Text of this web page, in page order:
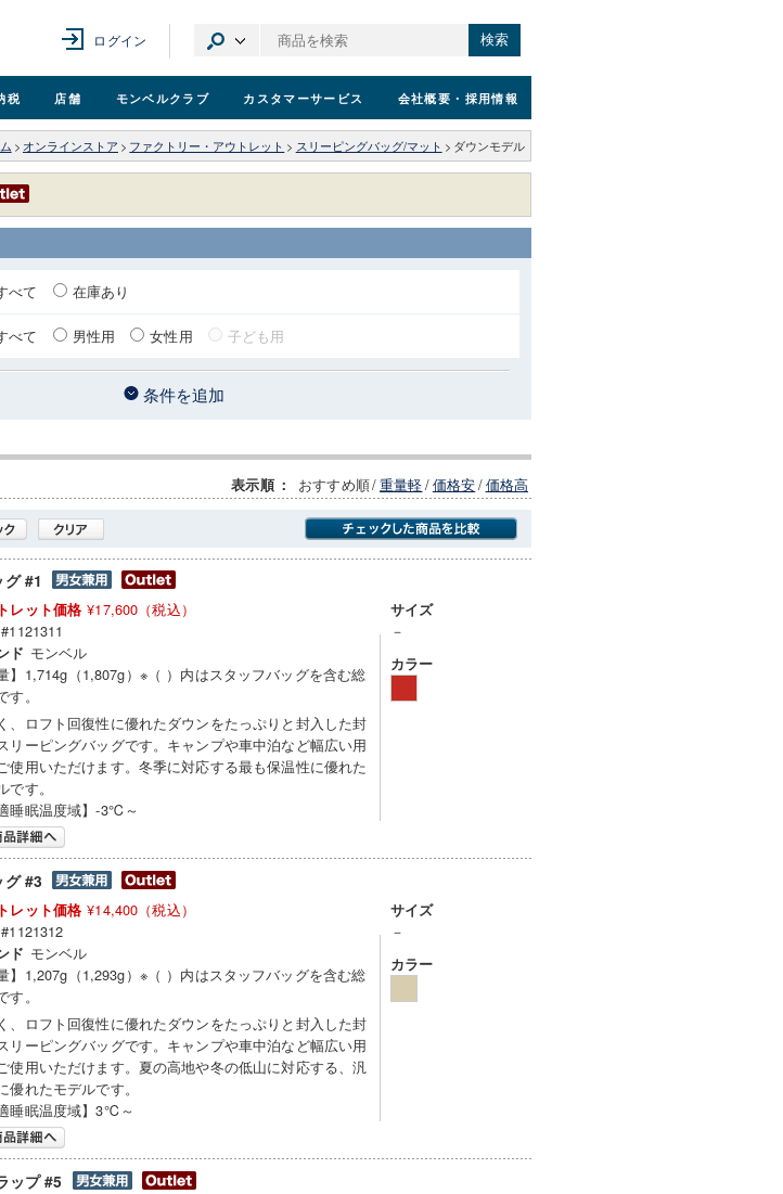
ログイン 検索
税 店舗 モンベルクラブ カスタマーサービス 会社概要 ・採用情報
> オンラインストア > ファクトリー・アウトレット > スリーピングバッグ/マット > ダウンモデル
べて 在庫あり
べて 男性用 女性用 子ども用
条件を追加
表示順 ： おすすめ順/重量軽/価格安/価格高
#1
レット価格 ¥17,600（税込）
#1121311
ド モンベル
量】1,714g（1,807g）※（ ）内はスタッフバッグを含む総
す。
、ロフト回復性に優れたダウンをたっぷりと封入した封
リーピングバッグです。キャンプや車中泊など幅広い用
使用いただけます。冬季に対応する最も保温性に優れた
です。
適睡眠温度域】-3℃～
サイズ
－
カラー
グ #3
レット価格 ¥14,400（税込）
#1121312
ド モンベル
量】1,207g（1,293g）※（ ）内はスタッフバッグを含む総
す。
、ロフト回復性に優れたダウンをたっぷりと封入した封
リーピングバッグです。キャンプや車中泊など幅広い用
使用いただけます。夏の高地や冬の低山に対応する、汎
優れたモデルです。
適睡眠温度域】3℃～
サイズ
－
カラー
ップ #5